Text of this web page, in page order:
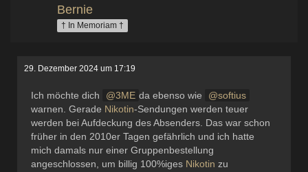
Bernie
† In Memoriam †
29. Dezember 2024 um 17:19
Ich möchte dich 3ME da ebenso wie
softius
warnen. Gerade Nikotin-Sendungen werden teuer
werden bei Aufdeckung des Absenders. Das war schon
früher in den 2010er Tagen gefährlich und ich hatte
mich damals nur einer Gruppenbestellung
angeschlossen, um billig 100%iges Nikotin zu